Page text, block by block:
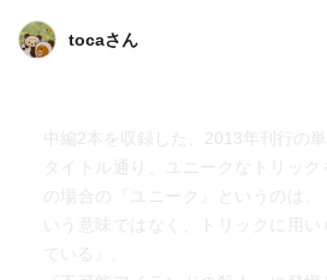
tocaさん
中編2本を収録した、2013年刊行の
タイトル通り、ユニークなトリック
の場合の『ユニーク』というのは、
いう意味ではなく、トリックに用い
ている』。